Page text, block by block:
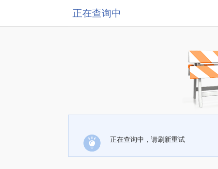
正在查询中
正在查询中，请刷新重试